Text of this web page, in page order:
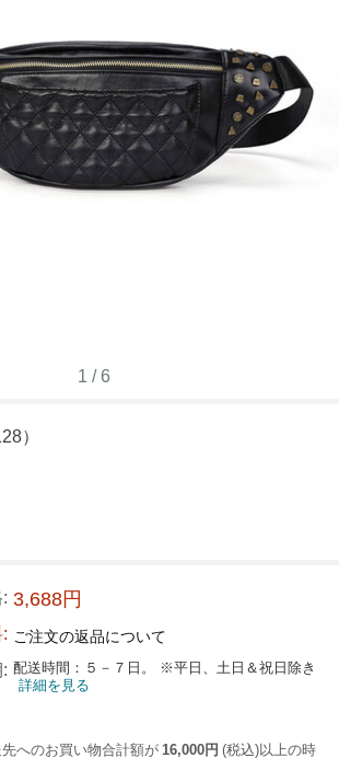
1 /6
）
3,688円
ご注文の返品について
配送時間：５－７日。 ※平日、土日＆祝日除き
詳細を見る
へのお買い物合計額が 16,000円 (税込)以上の時